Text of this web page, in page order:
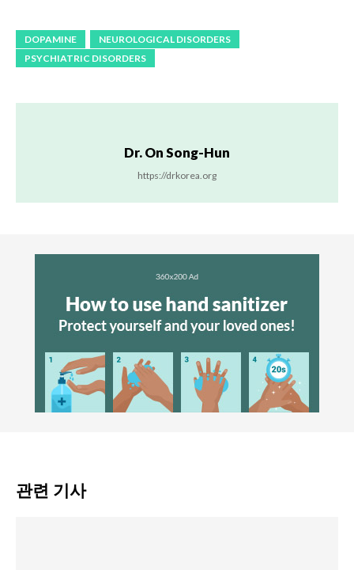
DOPAMINE
NEUROLOGICAL DISORDERS
PSYCHIATRIC DISORDERS
Dr. On Song-Hun
https://drkorea.org
관련 기사